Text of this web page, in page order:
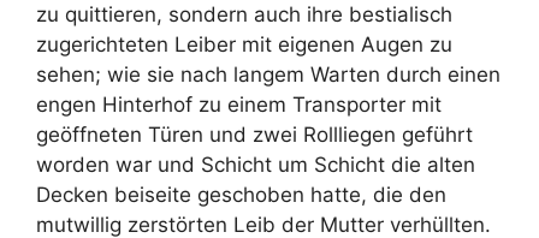
zu quittieren, sondern auch ihre bestialisch
zugerichteten Leiber mit eigenen Augen zu
sehen; wie sie nach langem Warten durch einen
engen Hinterhof zu einem Transporter mit
geöffneten Türen und zwei Rollliegen geführt
worden war und Schicht um Schicht die alten
Decken beiseite geschoben hatte, die den
mutwillig zerstörten Leib der Mutter verhüllten.